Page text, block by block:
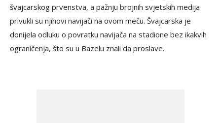
švajcarskog prvenstva, a pažnju brojnih svjetskih medija
privukli su njihovi navijači na ovom meču. Švajcarska je
donijela odluku o povratku navijača na stadione bez ikakvih
ograničenja, što su u Bazelu znali da proslave.